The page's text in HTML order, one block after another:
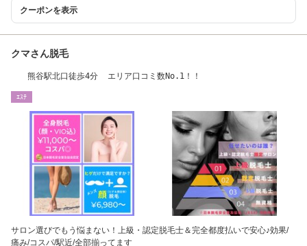
クーポンを表示
クマさん脱毛
熊谷駅北口徒歩4分 エリア口コミ数No.1！！
ｴｽﾃ
サロン選びでもう悩まない！上級・認定脱毛士＆完全都度払いで安心♪効果/
痛み/コスパ/駅近/全部揃ってます